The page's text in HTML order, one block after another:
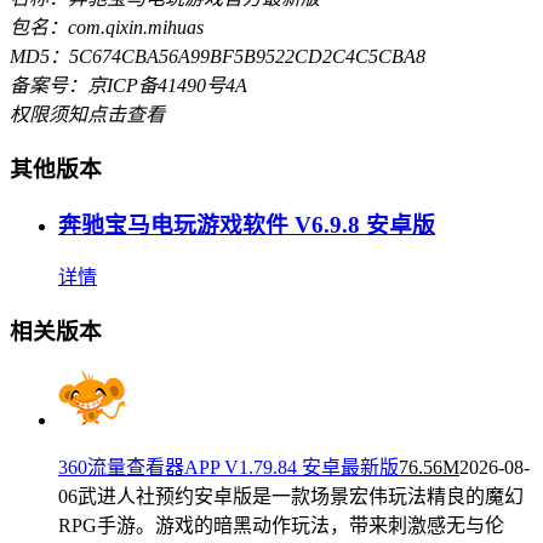
包名：com.qixin.mihuas
MD5：5C674CBA56A99BF5B9522CD2C4C5CBA8
备案号：京ICP备41490号4A
权限须知点击查看
其他版本
奔驰宝马电玩游戏软件 V6.9.8 安卓版
详情
相关版本
360流量查看器APP V1.79.84 安卓最新版76.56M2026-08-
06武进人社预约安卓版是一款场景宏伟玩法精良的魔幻
RPG手游。游戏的暗黑动作玩法，带来刺激感无与伦